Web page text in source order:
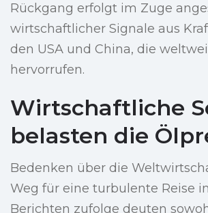
Rückgang erfolgt im Zuge
wirtschaftlicher Signale aus
den USA und China, die
hervorrufen.
Wirtschaftliche
belasten die
Bedenken über die
Weg für eine turbulente Reise
Berichten zufolge deuten